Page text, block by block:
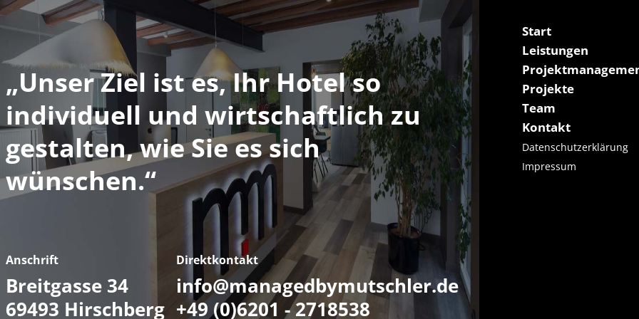
„Unser Ziel ist es, Ihr Hotel so
individuell und wirtschaftlich zu
gestalten, wie Sie es sich
wünschen.“
Anschrift
Breitgasse 34
69493 Hirschberg
Direktkontakt
info@managedbymutschler.de
+49 (0)6201 - 2718538
Start
Leistungen
Projekte
Team
Kontakt
Datenschutzerklärung
Impressum